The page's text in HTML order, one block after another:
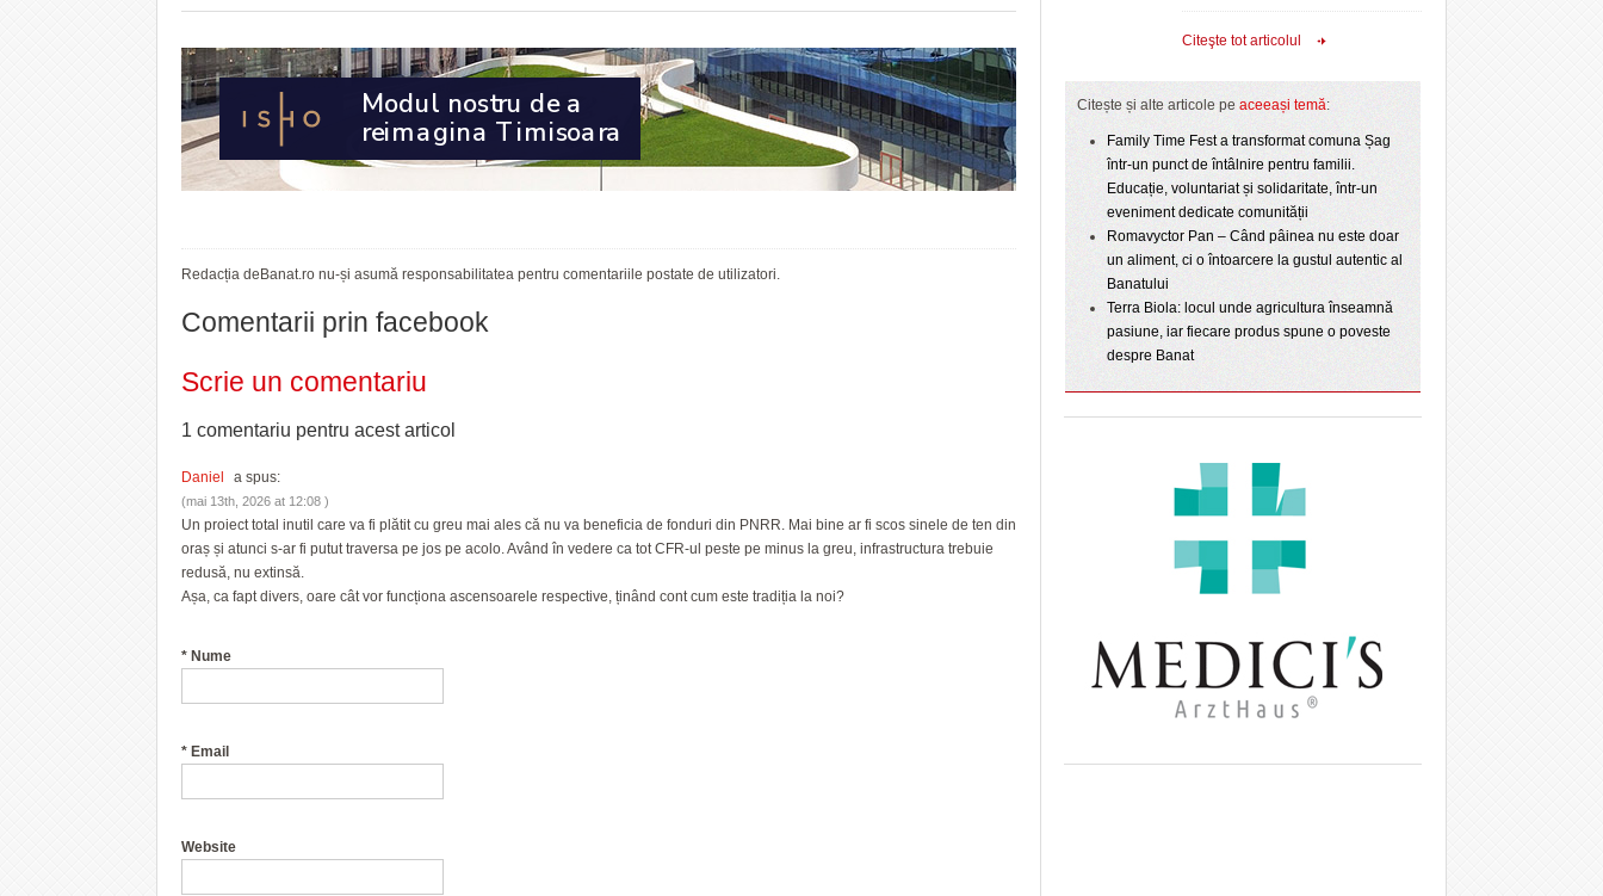
Redacția deBanat.ro nu-și asumă responsabilitatea pentru comentariile postate de utilizatori.
Comentarii prin facebook
Scrie un comentariu
1 comentariu pentru acest articol
Daniel a spus:
(mai 13th, 2026 at 12:08 )
Un proiect total inutil care va fi plătit cu greu mai ales că nu va beneficia de fonduri din PNRR. Mai bine ar fi scos sinele de ten din
oraș și atunci s-ar fi putut traversa pe jos pe acolo. Având în vedere ca tot CFR-ul peste pe minus la greu, infrastructura trebuie
redusă, nu extinsă.
Așa, ca fapt divers, oare cât vor funcționa ascensoarele respective, ținând cont cum este tradiția la noi?
* Nume
* Email
Website
Citeşte tot articolul
Citește și alte articole pe aceeași temă:
Family Time Fest a transformat comuna Șag
într-un punct de întâlnire pentru familii.
Educație, voluntariat și solidaritate, într-un
eveniment dedicate comunității
Romavyctor Pan – Când pâinea nu este doar
un aliment, ci o întoarcere la gustul autentic al
Banatului
Terra Biola: locul unde agricultura înseamnă
pasiune, iar fiecare produs spune o poveste
despre Banat